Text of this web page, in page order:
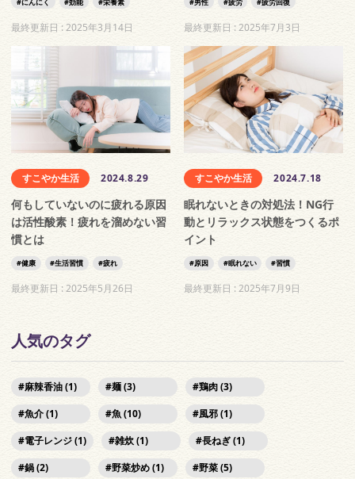
最終更新日 :2025年3月14日 最終更新日 :2025年7月3日
すこやか生活 2024.8.29
何もしていないのに疲れる原因
は活性酸素！疲れを溜めない習
慣とは
健康 生活習慣 疲れ
最終更新日 : 2025年5月26日
すこやか生活 2024.7.18
眠れないときの対処法！NG行
動とリラックス状態をつくるポ
イント
原因 眠れない 習慣
最終更新日 :2025年7月9日
人気のタグ
麻辣香油 (1) 麺 (3)
鶏肉 (3)
魚介 (1)
魚 (10)
風邪 (1)
電子レンジ (1)
雑炊 (1)
長ねぎ (1)
鍋 (2)
野菜炒め (1)
野菜 (5)